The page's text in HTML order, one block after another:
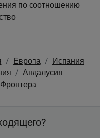
по соотношению
Европа
Испания
Андалусия